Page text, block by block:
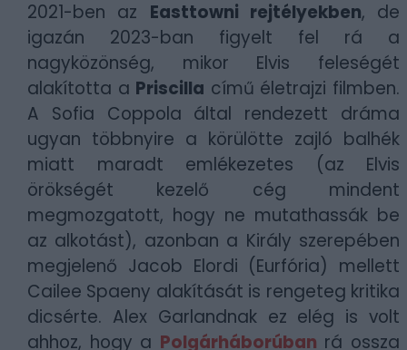
2021-ben az Easttowni rejtélyekben, de
igazán 2023-ban figyelt fel rá a
nagyközönség, mikor Elvis feleségét
alakította a Priscilla című életrajzi filmben.
A Sofia Coppola által rendezett dráma
ugyan többnyire a körülötte zajló balhék
miatt maradt emlékezetes (az Elvis
örökségét kezelő cég mindent
megmozgatott, hogy ne mutathassák be
az alkotást), azonban a Király szerepében
megjelenő Jacob Elordi (Eurfória) mellett
Cailee Spaeny alakítását is rengeteg kritika
dicsérte. Alex Garlandnak ez elég is volt
ahhoz, hogy a Polgárháborúban rá ossza